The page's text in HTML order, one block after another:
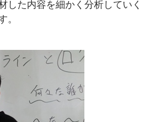
した内容を細かく分析していく
。